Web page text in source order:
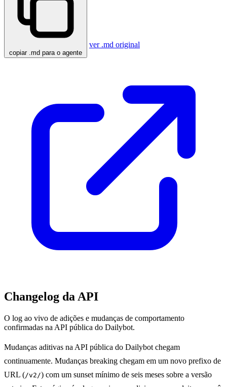
copiar .md para o agente
ver .md original
Changelog da API
O log ao vivo de adições e mudanças de comportamento
confirmadas na API pública do Dailybot.
Mudanças aditivas na API pública do Dailybot chegam
continuamente. Mudanças breaking chegam em um novo prefixo de
URL (/v2/) com um sunset mínimo de seis meses sobre a versão